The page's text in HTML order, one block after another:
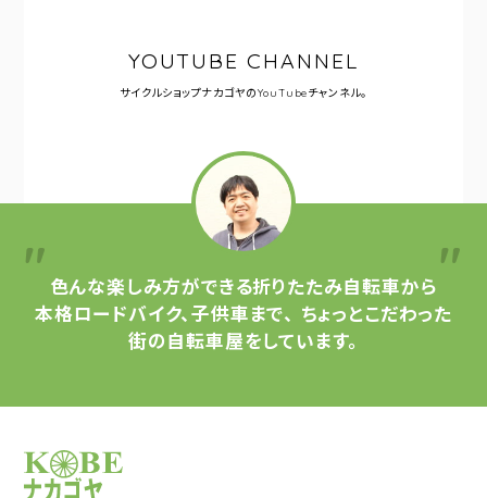
YOUTUBE CHANNEL
サイクルショップナカゴヤのYouTubeチャンネル。
色んな楽しみ方ができる折りたたみ自転車から
本格ロードバイク、子供車まで、 ちょっとこだわった
街の自転車屋をしています。
サイクルショップナカゴヤ